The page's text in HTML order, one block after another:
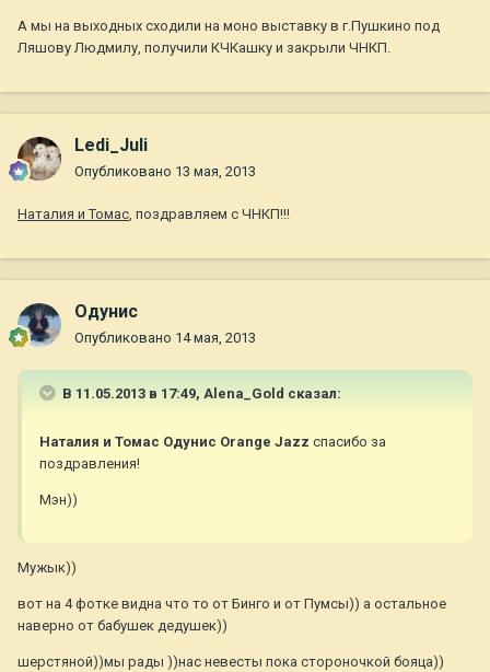
А мы на выходных сходили на моно выставку в г.Пушкино под
Ляшову Людмилу, получили КЧКашку и закрыли ЧНКП.
Ledi_Juli
Опубликовано 13 мая, 2013
Наталия и Томас, поздравляем с ЧНКП!!!
Одунис
Опубликовано 14 мая, 2013
В 11.05.2013 в 17:49, Alena_Gold сказал:
Наталия и Томас Одунис Orange Jazz спасибо за
поздравления!
Мэн))
Мужык))
вот на 4 фотке видна что то от Бинго и от Пумсы)) а остальное
наверно от бабушек дедушек))
шерстяной))мы рады ))нас невесты пока стороночкой бояца))